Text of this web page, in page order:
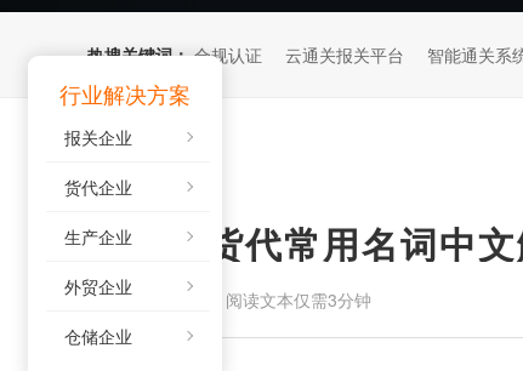
行业解决方案
报关企业
货代企业
生产企业
外贸企业
仓储企业
热搜关键词： 合规认证 云通关报关平台 智能通关系
国际物流/货代常用名词中
来源： 2021-09-15 阅读文本仅需3分钟